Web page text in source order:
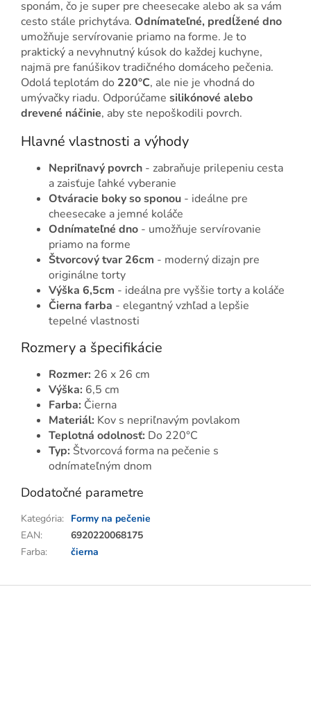
sponám, čo je super pre cheesecake alebo ak sa vám
cesto stále prichytáva. Odnímateľné, predĺžené dno
umožňuje servírovanie priamo na forme. Je to
praktický a nevyhnutný kúsok do každej kuchyne,
najmä pre fanúšikov tradičného domáceho pečenia.
Odolá teplotám do 220°C, ale nie je vhodná do
umývačky riadu. Odporúčame silikónové alebo
drevené náčinie, aby ste nepoškodili povrch.
Hlavné vlastnosti a výhody
Nepriľnavý povrch - zabraňuje prilepeniu cesta
a zaisťuje ľahké vyberanie
Otváracie boky so sponou - ideálne pre
cheesecake a jemné koláče
Odnímateľné dno - umožňuje servírovanie
priamo na forme
Štvorcový tvar 26cm - moderný dizajn pre
originálne torty
Výška 6,5cm - ideálna pre vyššie torty a koláče
Čierna farba - elegantný vzhľad a lepšie
tepelné vlastnosti
Rozmery a špecifikácie
Rozmer: 26 x 26 cm
Výška: 6,5 cm
Farba: Čierna
Materiál: Kov s nepriľnavým povlakom
Teplotná odolnosť: Do 220°C
Typ: Štvorcová forma na pečenie s
odnímateľným dnom
Dodatočné parametre
Kategória: Formy na pečenie
EAN:
6920220068175
Farba: čierna
Z